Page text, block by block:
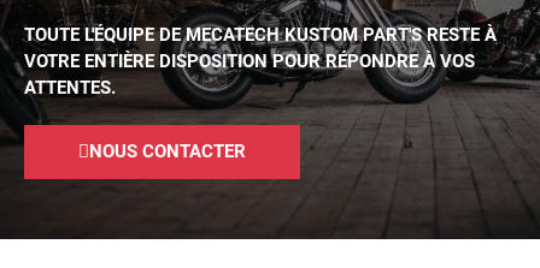
TOUTE L'ÉQUIPE DE MECATECH KUSTOM PART'S RESTE À
VOTRE ENTIÈRE DISPOSITION POUR RÉPONDRE À VOS
ATTENTES.
NOUS CONTACTER